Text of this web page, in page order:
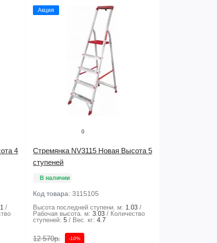
4
Акция
0
Стремянка NV3115 Новая Высота 5
ступеней
В наличии
Код товара:3115105
Высота последней ступени. м: 1.03
Рабочая высота. м: 3.03
Количество
ступеней: 5 Вес. кг: 4.7
12 570р. -10%